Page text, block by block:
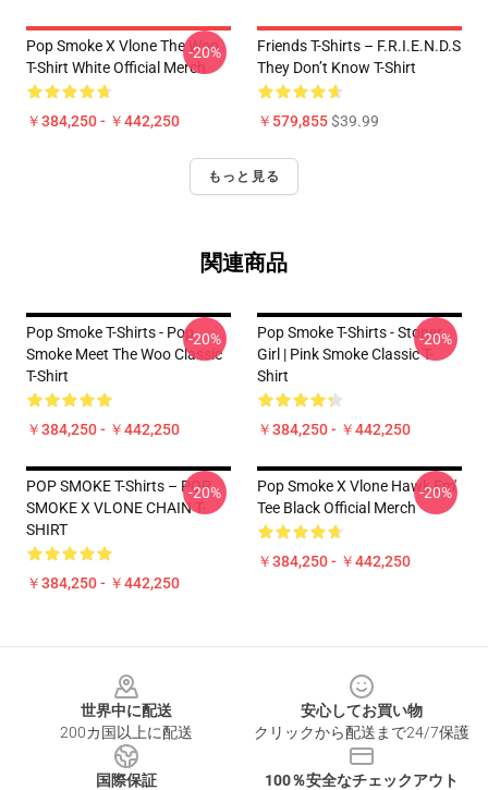
Pop Smoke X Vlone The Woo
T-Shirt White Official Merch
￥384,250 - ￥442,250
-20%
Friends T-Shirts – F.R.I.E.N.D.S
They Don’t Know T-Shirt
￥579,855$39.99
もっと見る
関連商品
Pop Smoke T-Shirts - Pop
Smoke Meet The Woo Classic
T-Shirt
￥384,250 - ￥442,250
-20%
Pop Smoke T-Shirts - Stoner
Girl | Pink Smoke Classic T-
Shirt
￥384,250 - ￥442,250
-20%
POP SMOKE T-Shirts – POP
SMOKE X VLONE CHAIN T-
SHIRT
￥384,250 - ￥442,250
-20%
Pop Smoke X Vlone Hawk Em'
Tee Black Official Merch
￥384,250 - ￥442,250
-20%
世界中に配送
200カ国以上に配送
安心してお買い物
クリックから配送まで24/7保護
国際保証
100％安全なチェックアウト